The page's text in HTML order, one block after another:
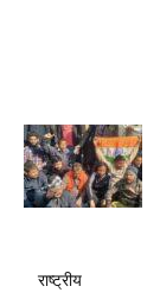
राष्ट्रीय